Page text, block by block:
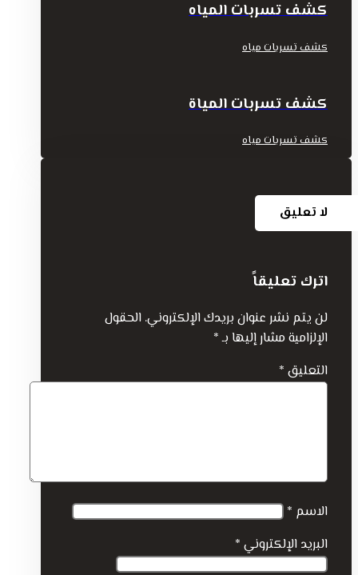
كشف تسربات المياه
كشف تسربات مياه
كشف تسربات المياة
كشف تسربات مياه
لا تعليق
اترك تعليقاً
لن يتم نشر عنوان بريدك الإلكتروني. الحقول
الإلزامية مشار إليها بـ*
التعليق *
الاسم *
البريد الإلكتروني *